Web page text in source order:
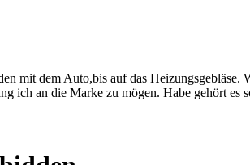
mit dem Auto,bis auf das
ich an die Marke zu mögen. Habe gehört es